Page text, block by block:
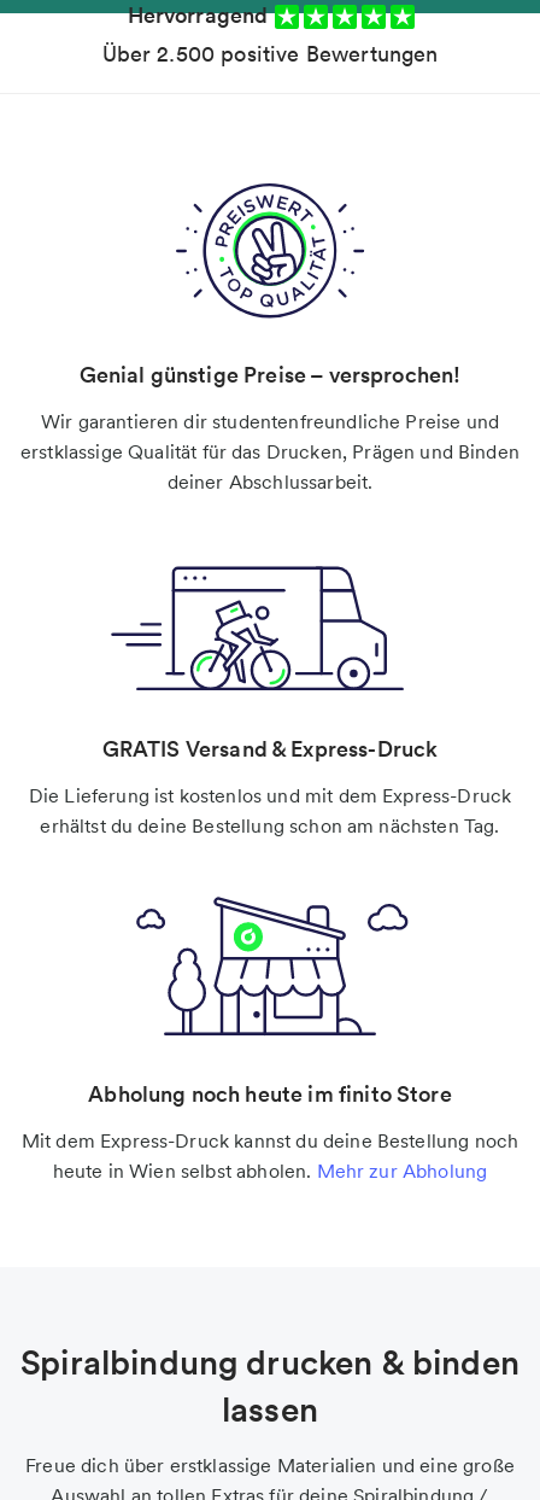
Hervorragend
Über 2.500 positive Bewertungen
Genial günstige Preise – versprochen!
Wir garantieren dir studentenfreundliche Preise und
erstklassige Qualität für das Drucken, Prägen und Binden
deiner Abschlussarbeit.
GRATIS Versand & Express-Druck
Die Lieferung ist kostenlos und mit dem Express-Druck
erhältst du deine Bestellung schon am nächsten Tag.
Abholung noch heute im finito Store
Mit dem Express-Druck kannst du deine Bestellung noch
heute in Wien selbst abholen. Mehr zur Abholung
Spiralbindung drucken & binden
lassen
Freue dich über erstklassige Materialien und eine große
Auswahl an tollen Extras für deine Spiralbindung /